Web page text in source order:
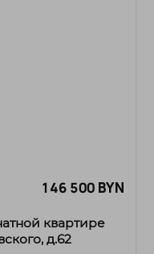
146 500 BYN
квартире
д.62